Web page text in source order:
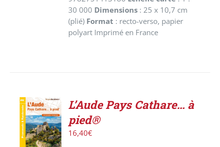
30 000 Dimensions : 25 x 10,7 cm
(plié) Format : recto-verso, papier
polyart Imprimé en France
AJOUTER
AU
PANIER
/
L’Aude Pays Cathare… à
pied®
16,40€